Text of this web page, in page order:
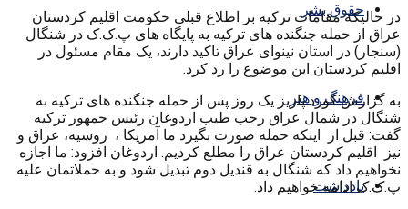
حقوق بشر
فرهنگ و هنر
یادداشت
در حالیکه مقامات ترکیه بر اطلاع قبلی حکومت اقلیم کردستان
عراق از حمله جنگنده های ترکیه به پایگاه های پ.ک.ک در شنگال
(سنجار) در استان نینوای عراق تاکید دارند، یک مقام مسئول در
اقلیم کردستان این موضوع را رد کرد.
به گزارش کورد پاریز یک روز پس از حمله جنگنده های ترکیه به
شنگال در شمال عراق رجب طیب اردوغان رئیس جمهور ترکیه
گفت: قبل از اینکه حمله صورت بگیرد ما آمریکا ، روسیه، عراق و
نیز اقلیم کردستان عراق را مطلع کردیم. اردوغان افزود: ما اجازه
نخواهیم داد که شنگال به قندیل دوم تبدیل شود و به حملاتمان علیه
پ.ک.ک ادامه خواهیم داد.